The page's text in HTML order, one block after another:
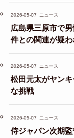
2026-05-07 ニュース
広島県三原市で
件との関連が疑わ
2026-05-07 ニュース
松田元太がヤン
な挑戦
2026-05-07 ニュース
侍ジャパン次期